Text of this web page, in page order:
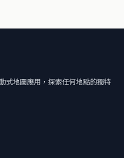
式地圖應用，探索任何地點的獨特